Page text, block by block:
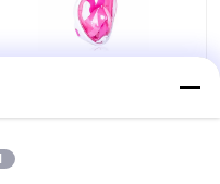
Anak Full Face Silicone